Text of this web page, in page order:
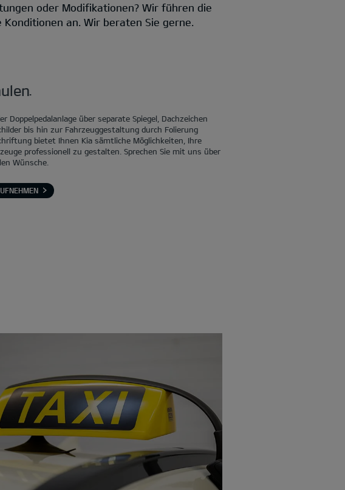
oder Modifikationen? Wir führen die
an. Wir beraten Sie gerne.
Doppelpedalanlage über separate Spiegel, Dachzeichen
bis hin zur Fahrzeuggestaltung durch Folierung
bietet Ihnen Kia sämtliche Möglichkeiten, Ihre
professionell zu gestalten. Sprechen Sie mit uns über
Wünsche.